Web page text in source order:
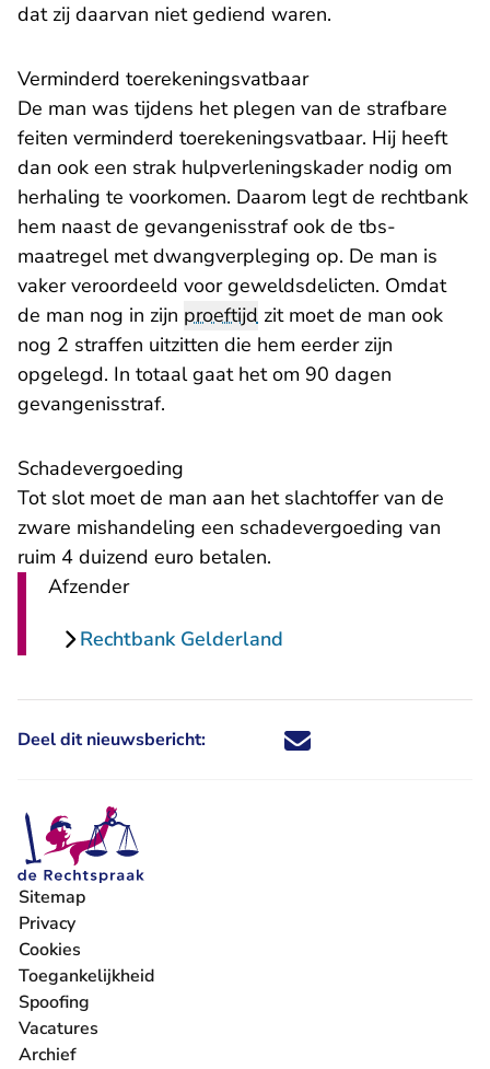
dat zij daarvan niet gediend waren.
Verminderd toerekeningsvatbaar
De man was tijdens het plegen van de strafbare
feiten verminderd toerekeningsvatbaar. Hij heeft
dan ook een strak hulpverleningskader nodig om
herhaling te voorkomen. Daarom legt de rechtbank
hem naast de gevangenisstraf ook de tbs-
maatregel met dwangverpleging op. De man is
vaker veroordeeld voor geweldsdelicten. Omdat
de man nog in zijn proeftijd zit moet de man ook
nog 2 straffen uitzitten die hem eerder zijn
opgelegd. In totaal gaat het om 90 dagen
gevangenisstraf.
Schadevergoeding
Tot slot moet de man aan het slachtoffer van de
zware mishandeling een schadevergoeding van
ruim 4 duizend euro betalen.
Afzender
Rechtbank Gelderland
Deel dit nieuwsbericht: Deel dit nieuwsbericht via X -
Deel dit nieuwsbericht via
Deel dit nieuwsbericht
Deel dit
Sitemap
Privacy
Cookies
Toegankelijkheid
Spoofing
Vacatures
- U verlaat Rechtspraak.nl
Archief